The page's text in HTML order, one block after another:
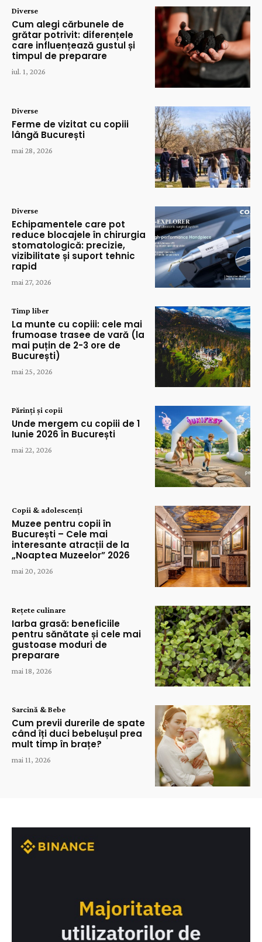
Diverse
Cum alegi cărbunele de
grătar potrivit: diferențele
care influențează gustul și
timpul de preparare
iul. 1, 2026
Diverse
Ferme de vizitat cu copiii
lângă București
mai 28, 2026
Diverse
Echipamentele care pot
reduce blocajele în chirurgia
stomatologică: precizie,
vizibilitate și suport tehnic
rapid
mai 27, 2026
Timp liber
La munte cu copiii: cele mai
frumoase trasee de vară (la
mai puțin de 2-3 ore de
București)
mai 25, 2026
Părinți și copii
Unde mergem cu copiii de 1
Iunie 2026 în București
mai 22, 2026
Copii & adolescenți
Muzee pentru copii în
București – Cele mai
interesante atracții de la
„Noaptea Muzeelor” 2026
mai 20, 2026
Rețete culinare
Iarba grasă: beneficiile
pentru sănătate și cele mai
gustoase moduri de
preparare
mai 18, 2026
Sarcină & Bebe
Cum previi durerile de spate
când îți duci bebelușul prea
mult timp în brațe?
mai 11, 2026